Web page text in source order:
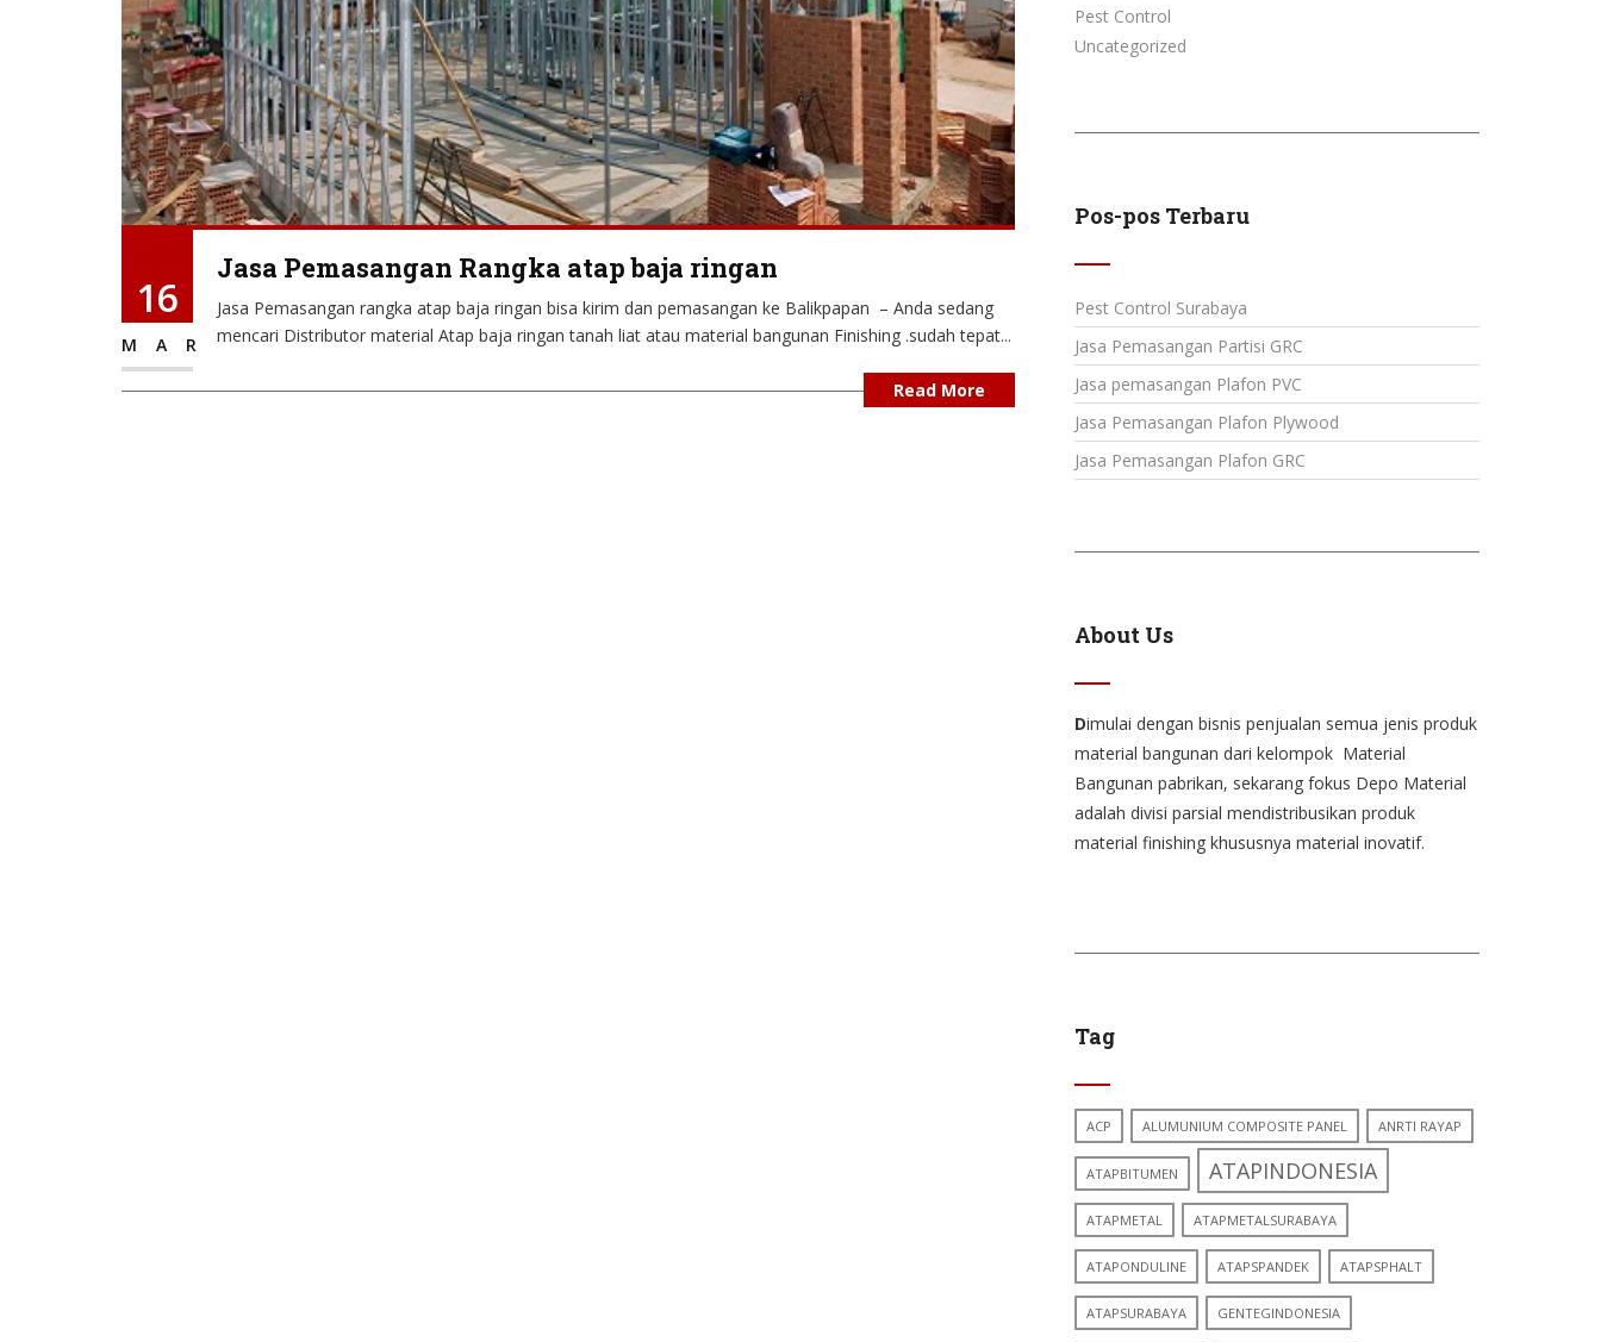
16
MAR
Jasa Pemasangan Rangka atap baja ringan
Jasa Pemasangan rangka atap baja ringan bisa kirim dan pemasangan ke Balikpapan – Anda sedang
mencari Distributor material Atap baja ringan tanah liat atau material bangunan Finishing .sudah tepat...
Read More
Pest Control
Uncategorized
Pos-pos Terbaru
Pest Control Surabaya
Jasa Pemasangan Partisi GRC
Jasa pemasangan Plafon PVC
Jasa Pemasangan Plafon Plywood
Jasa Pemasangan Plafon GRC
About Us
Dimulai dengan bisnis penjualan semua jenis produk
material bangunan dari kelompok Material
Bangunan pabrikan, sekarang fokus Depo Material
adalah divisi parsial mendistribusikan produk
material finishing khususnya material inovatif.
Tag
ACP ALUMUNIUM COMPOSITE PANEL ANRTI RAYAP
ATAPBITUMEN ATAPINDONESIA
ATAPMETAL ATAPMETALSURABAYA
ATAPONDULINE ATAPSPANDEK ATAPSPHALT
ATAPSURABAYA GENTEGINDONESIA